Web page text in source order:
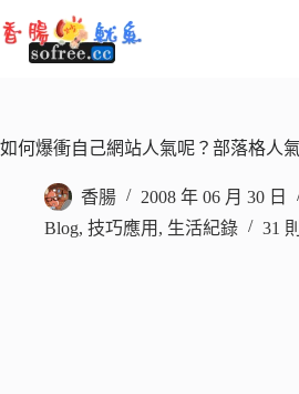
至
容
如何爆衝自己網站人氣呢？部落格人
香腸
2008 年 06 月 30 日
Blog, 技巧應用 , 生活紀錄 31